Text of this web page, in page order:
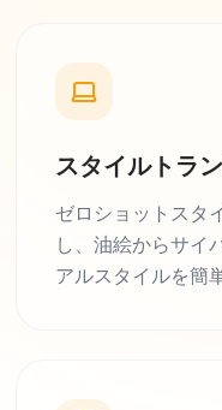
スタイルトラ
ゼロショットスタ
し、油絵からサイ
アルスタイルを簡